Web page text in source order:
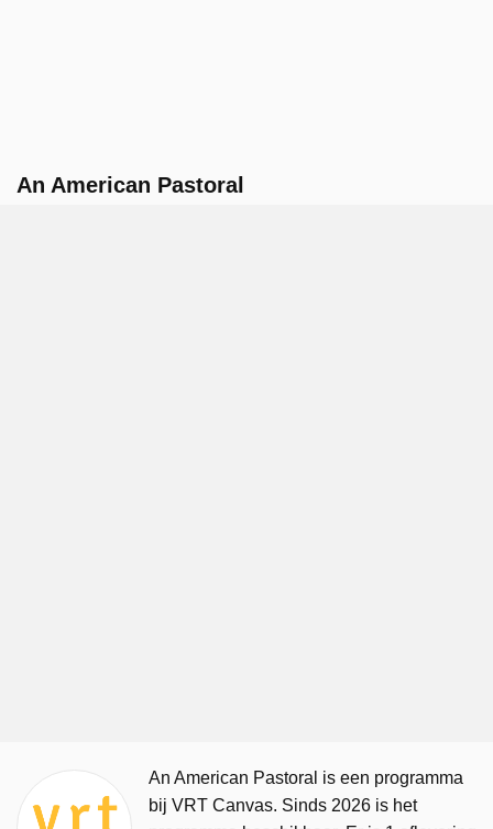
An American Pastoral
An American Pastoral is een programma
bij VRT Canvas. Sinds 2026 is het